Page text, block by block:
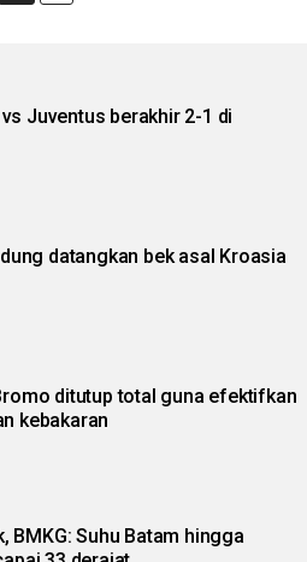
Juventus berakhir 2-1 di
datangkan bek asal Kroasia
ditutup total guna efektifkan
kebakaran
BMKG: Suhu Batam hingga